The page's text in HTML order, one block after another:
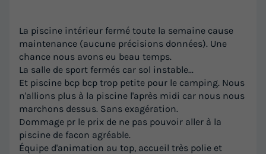
La piscine intérieur fermé toute la semaine cause
maintenance (aucune précisions données). Une
chance nous avons eu beau temps.
La salle de sport fermés car sol instable...
Et piscine bcp bcp trop petite pour le camping. Nous
n'allions plus à la piscine l'après midi car nous nous
marchons dessus. Sans exagération.
Dommage pr le prix de ne pas pouvoir aller à la
piscine de facon agréable.
Équipe d'animation au top, accueil très polie et